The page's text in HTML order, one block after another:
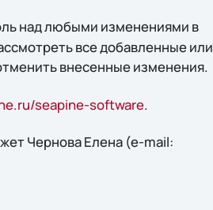
над любыми изменениями в
все добавленные или
внесенные изменения.
seapine-software.
Чернова Елена (e-mail: